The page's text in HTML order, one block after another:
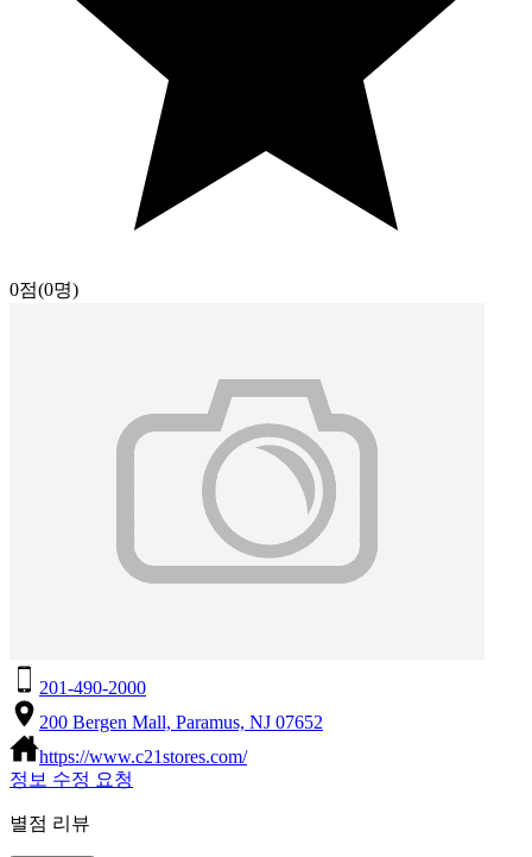
0점(0명)
201-490-2000
200 Bergen Mall, Paramus, NJ 07652
https://www.c21stores.com/
정보 수정 요청
별점 리뷰